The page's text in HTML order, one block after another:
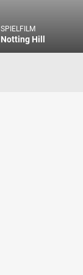
SPIELFILM
Notting Hill